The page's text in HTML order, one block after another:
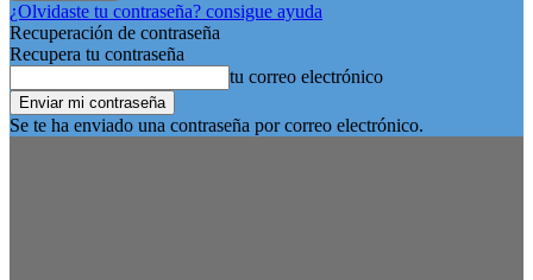
¿Olvidaste tu contraseña? consigue ayuda
Recuperación de contraseña
Recupera tu contraseña
tu correo electrónico
Se te ha enviado una contraseña por correo electrónico.